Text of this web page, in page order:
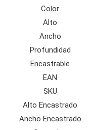
Color
Alto
Ancho
Profundidad
Encastrable
EAN
SKU
Alto Encastrado
Ancho Encastrado